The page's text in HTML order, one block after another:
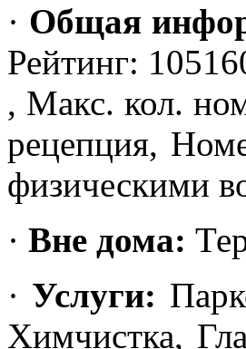
· Общая
Рейтинг:
, Макс. кол.
рецепция,
физическими
· Вне дома:
· Услуги:
Химчистка,